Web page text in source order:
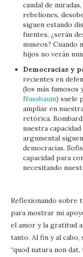
caudal de
rebeliones,
siguen estando
fuentes, ¿serán
museos? Cuando
hijos no verán
Democracias y
recientes en
(los más
Nussbaum) suele
ampliar en
retórica.
nuestra
argumental
democracias.
capacidad para
necesitando
Reflexionando sobre
para mostrar mi
el amor y la gratitud
tanto. Al fin y al cabo,
“quod natura non